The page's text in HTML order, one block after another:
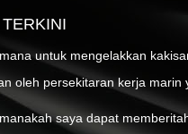
untuk mengelakkan
oleh persekitaran kerja marin
saya dapat